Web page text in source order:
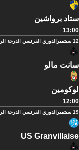
ستاد برواشين
13:00
12 سبتمبر الدوري الفرنسي الدرجة
سانت مالو
لوكومين
12:00
19 سبتمبر الدوري الفرنسي الدرجة
US Granvillaise